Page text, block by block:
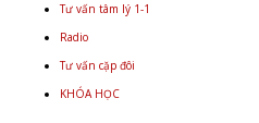
Tư vấn tâm lý 1-1
Radio
Tư vấn cặp đôi
KHÓA HỌC